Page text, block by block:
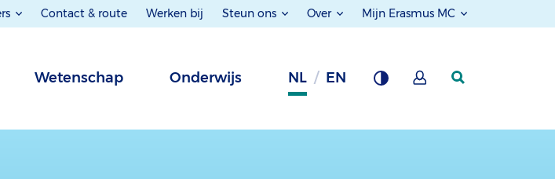
Contact & route Werken bij Steun ons Over Mijn Erasmus MC
Wetenschap Onderwijs NL EN